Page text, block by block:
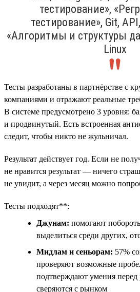
тестирование»,
тестирование», Git,
«Алгоритмы и структуры
Linux
Тесты разработаны в партнёрстве с
компаниями и отражают реальные
В системе предусмотрено 3 уровня:
и продвинутый. Есть встроенная
следит, чтобы никто не жульничал.
Результат действует год. Если не
не нравится результат — ничего
не увидит, а через месяц можно
Тесты подходят**:
Джунам: помогают
выделиться среди других,
Мидлам и сеньорам: 57%
проверяют возможные
подтверждают умения
сверяются с рынком